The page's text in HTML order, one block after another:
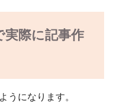
際に記事作
うになります。